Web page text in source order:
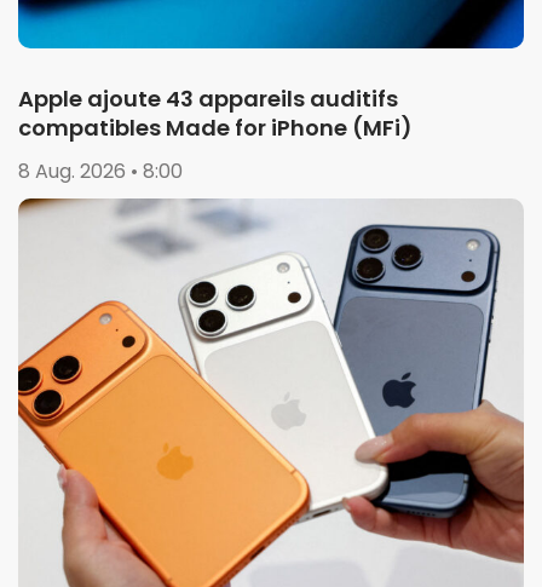
Apple ajoute 43 appareils auditifs
compatibles Made for iPhone (MFi)
8 Aug. 2026 • 8:00